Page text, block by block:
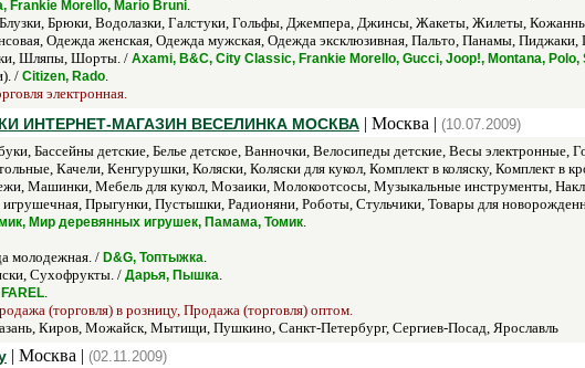
Frankie Morello, Mario Bruni.
Блузки, Брюки, Водолазки, Галстуки, Гольфы, Джемпера, Джинсы, Жакеты, Жилеты,
Одежда женская, Одежда мужская, Одежда эксклюзивная, Пальто, Панамы,
Шляпы, Шорты. / Axami, B&C, City Classic, Frankie Morello, Gucci, Joop!, Montana,
/ Citizen, Rado.
электронная.
ИНТЕРНЕТ-МАГАЗИН ВЕСЕЛИНКА МОСКВА | Москва | (10.07.2009)
Бассейны детские, Белье детское, Ванночки, Велосипеды детские, Весы
Качели, Кенгурушки, Коляски, Коляски для кукол, Комплект в коляску, Комплект в
Машинки, Мебель для кукол, Мозаики, Молокоотсосы, Музыкальные инструменты,
Прыгунки, Пустышки, Радионяни, Роботы, Стульчики, Товары для
Мир деревянных игрушек, Памама, Томик.
молодежная. / D&G, Топтыжка.
Сухофрукты. / Дарья, Пышка.
FAREL.
(торговля) в розницу, Продажа (торговля) оптом.
Киров, Можайск, Мытищи, Пушкино, Санкт-Петербург, Сергиев-Посад, Ярославль
| Москва | (02.11.2009)